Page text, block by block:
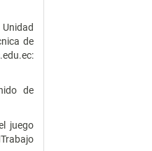
de
de
juego